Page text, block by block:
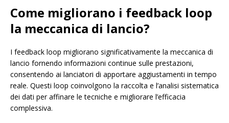
Come migliorano i feedback loop
la meccanica di lancio?
I feedback loop migliorano significativamente la meccanica di
lancio fornendo informazioni continue sulle prestazioni,
consentendo ai lanciatori di apportare aggiustamenti in tempo
reale. Questi loop coinvolgono la raccolta e l’analisi sistematica
dei dati per affinare le tecniche e migliorare l’efficacia
complessiva.